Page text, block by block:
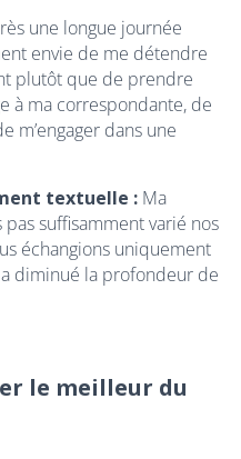
une longue journée
envie de me détendre
plutôt que de prendre
à ma correspondante, de
m’engager dans une
textuelle : Ma
suffisamment varié nos
échangions uniquement
diminué la profondeur de
le meilleur du